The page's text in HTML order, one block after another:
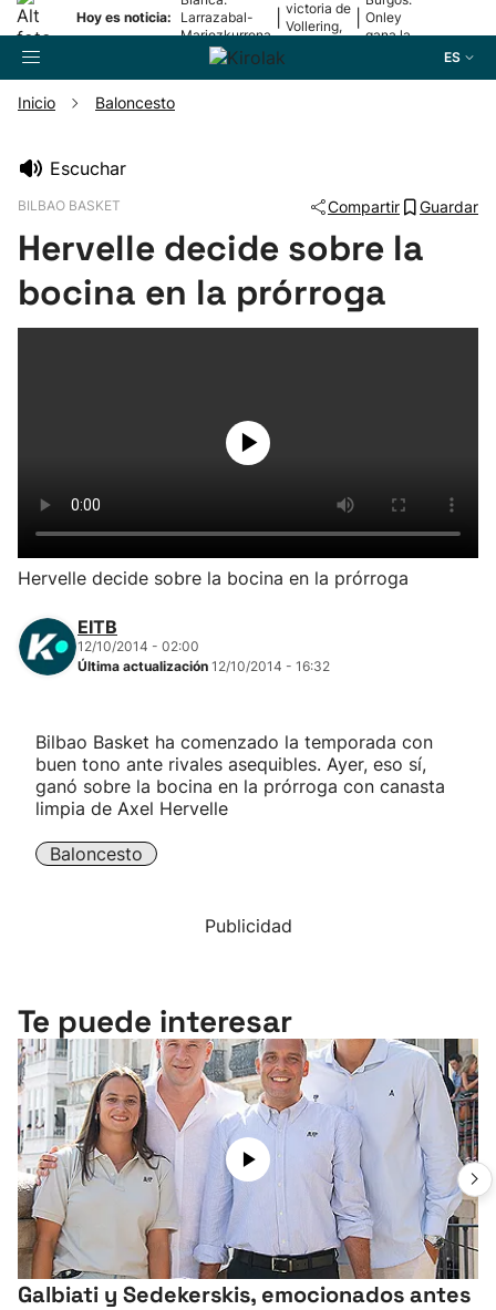
Hoy es noticia:
Larrazabal-
Mariezkurrena
II, a la final
victoria de
Vollering,
Onley
gana la
ES
Pelota
Herri-kirolak
Balonmano
Kirolak 360
Carreras de montaña
Inicio Baloncesto
Escuchar
BILBAO BASKET Compartir Guardar
Hervelle decide sobre la
bocina en la prórroga
Hervelle decide sobre la bocina en la prórroga
EITB
12/10/2014 - 02:00
Última actualización 12/10/2014 - 16:32
Bilbao Basket ha comenzado la temporada con
buen tono ante rivales asequibles. Ayer, eso sí,
ganó sobre la bocina en la prórroga con canasta
limpia de Axel Hervelle
Baloncesto
Publicidad
Te puede interesar
Galbiati y Sedekerskis, emocionados antes